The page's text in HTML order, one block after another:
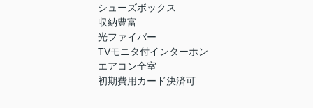
シューズボックス
収納豊富
光ファイバー
TVモニタ付インターホン
エアコン全室
初期費用カード決済可